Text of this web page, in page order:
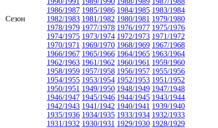
Сезон
1986/1987 1985/1986 1984/1985 1983/1984
1982/1983 1981/1982 1980/1981 1979/1980
1978/1979 1977/1978 1976/1977 1975/1976
1974/1975 1973/1974 1972/1973 1971/1972
1970/1971 1969/1970 1968/1969 1967/1968
1966/1967 1965/1966 1964/1965 1963/1964
1962/1963 1961/1962 1960/1961 1959/1960
1958/1959 1957/1958 1956/1957 1955/1956
1954/1955 1953/1954 1952/1953 1951/1952
1950/1951 1949/1950 1948/1949 1947/1948
1946/1947 1945/1946 1944/1945 1943/1944
1942/1943 1941/1942 1940/1941 1939/1940
1935/1936 1934/1935 1933/1934 1932/1933
1931/1932 1930/1931 1929/1930 1928/1929